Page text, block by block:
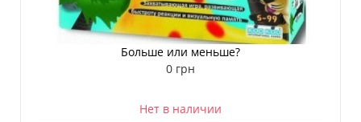
Больше или меньше?
0 грн
Нет в наличии